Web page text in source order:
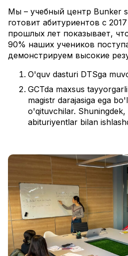
Мы – учебный центр Bunker
готовит абитуриентов с
прошлых лет показывает,
90% наших учеников
демонстрируем высокие
O'quv dasturi DTSga
GCTda maxsus
magistr darajasiga ega
o'qituvchilar.
abituriyentlar bilan